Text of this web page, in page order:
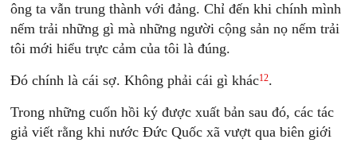
ông ta vẫn trung thành với đảng. Chỉ đến khi chính mình
nếm trải những gì mà những người cộng sản nọ nếm trải
tôi mới hiểu trực cảm của tôi là đúng.
Ðó chính là cái sợ. Không phải cái gì khác12.
Trong những cuốn hồi ký được xuất bản sau đó, các tác
giả viết rằng khi nước Ðức Quốc xã vượt qua biên giới